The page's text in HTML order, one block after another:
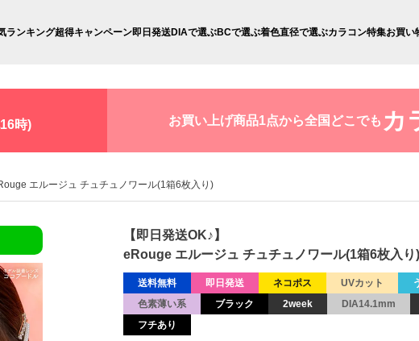
ランキング超得キャンペーン即日発送DIAで選ぶBCで選ぶ着色直径で選ぶカラコン特集お買い
時) お買い上げ商品1点から全国どこでも カ
エルージュ チュチュノワール(1箱6枚入り)
【即日発送OK♪】
eRouge エルージュ チュチュノワール(1箱6枚入り)
送料無料 即日発送 ネコポス UVカット
色素薄い系
ブラック 2week DIA14.1mm
フチあり